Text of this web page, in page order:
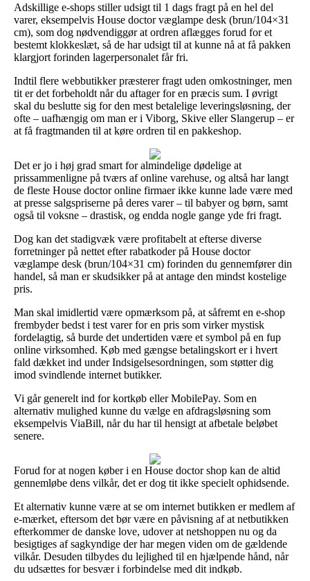
Adskillige e-shops stiller udsigt til 1 dags fragt på en hel del
varer, eksempelvis House doctor væglampe desk (brun/104×31
cm), som dog nødvendiggør at ordren aflægges forud for et
bestemt klokkeslæt, så de har udsigt til at kunne nå at få pakken
klargjort forinden lagerpersonalet får fri.
Indtil flere webbutikker præsterer fragt uden omkostninger, men
tit er det forbeholdt når du aftager for en præcis sum. I øvrigt
skal du beslutte sig for den mest betalelige leveringsløsning, der
ofte – uafhængig om man er i Viborg, Skive eller Slangerup – er
at få fragtmanden til at køre ordren til en pakkeshop.
Det er jo i høj grad smart for almindelige dødelige at
prissammenligne på tværs af online varehuse, og altså har langt
de fleste House doctor online firmaer ikke kunne lade være med
at presse salgspriserne på deres varer – til babyer og børn, samt
også til voksne – drastisk, og endda nogle gange yde fri fragt.
Dog kan det stadigvæk være profitabelt at efterse diverse
forretninger på nettet efter rabatkoder på House doctor
væglampe desk (brun/104×31 cm) forinden du gennemfører din
handel, så man er skudsikker på at antage den mindst kostelige
pris.
Man skal imidlertid være opmærksom på, at såfremt en e-shop
frembyder bedst i test varer for en pris som virker mystisk
fordelagtig, så burde det undertiden være et symbol på en fup
online virksomhed. Køb med gængse betalingskort er i hvert
fald dækket ind under Indsigelsesordningen, som støtter dig
imod svindlende internet butikker.
Vi går generelt ind for kortkøb eller MobilePay. Som en
alternativ mulighed kunne du vælge en afdragsløsning som
eksempelvis ViaBill, når du har til hensigt at afbetale beløbet
senere.
Forud for at nogen køber i en House doctor shop kan de altid
gennemløbe dens vilkår, det er dog tit ikke specielt ophidsende.
Et alternativ kunne være at se om internet butikken er medlem af
e-mærket, eftersom det bør være en påvisning af at netbutikken
efterkommer de danske love, udover at netshoppen nu og da
besigtiges af sagkyndige der har megen viden om de gældende
vilkår. Desuden tilbydes du lejlighed til en hjælpende hånd, når
du udsættes for besvær i forbindelse med dit indkøb.